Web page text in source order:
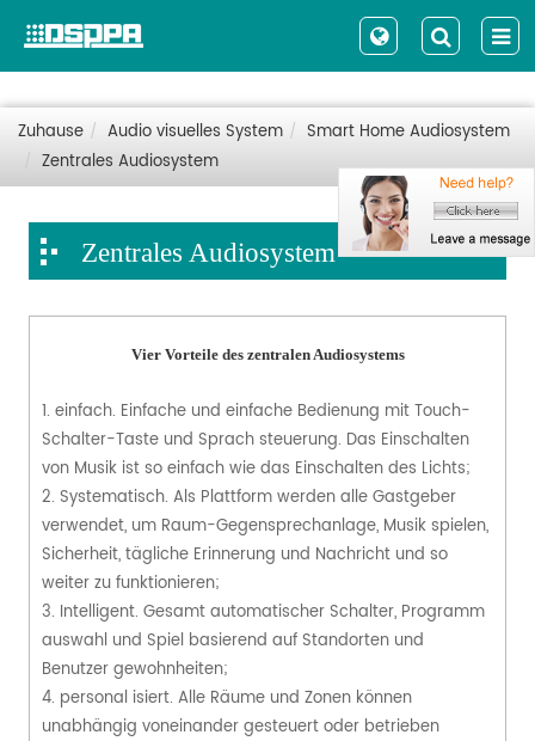
Zuhause Audio visuelles System
Smart Home Audiosystem
Zentrales Audiosystem
Zentrales Audiosystem
Vier Vorteile des zentralen Audiosystems
1. einfach. Einfache und einfache Bedienung mit Touch-
Schalter-Taste und Sprach steuerung. Das Einschalten
von Musik ist so einfach wie das Einschalten des Lichts;
2. Systematisch. Als Plattform werden alle Gastgeber
verwendet, um Raum-Gegensprechanlage, Musik spielen,
Sicherheit, tägliche Erinnerung und Nachricht und so
weiter zu funktionieren;
3. Intelligent. Gesamt automatischer Schalter, Programm
auswahl und Spiel basierend auf Standorten und
Benutzer gewohnheiten;
4. personal isiert. Alle Räume und Zonen können
unabhängig voneinander gesteuert oder betrieben